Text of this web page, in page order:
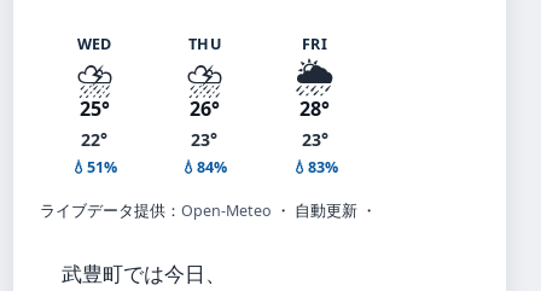
WED
⛈️
25°
22°
💧51%
THU
⛈️
26°
23°
💧84%
FRI
🌦️
28°
23°
💧83%
ライブデータ提供： Open-Meteo ・ 自動更新 ・
武豊町では今日、